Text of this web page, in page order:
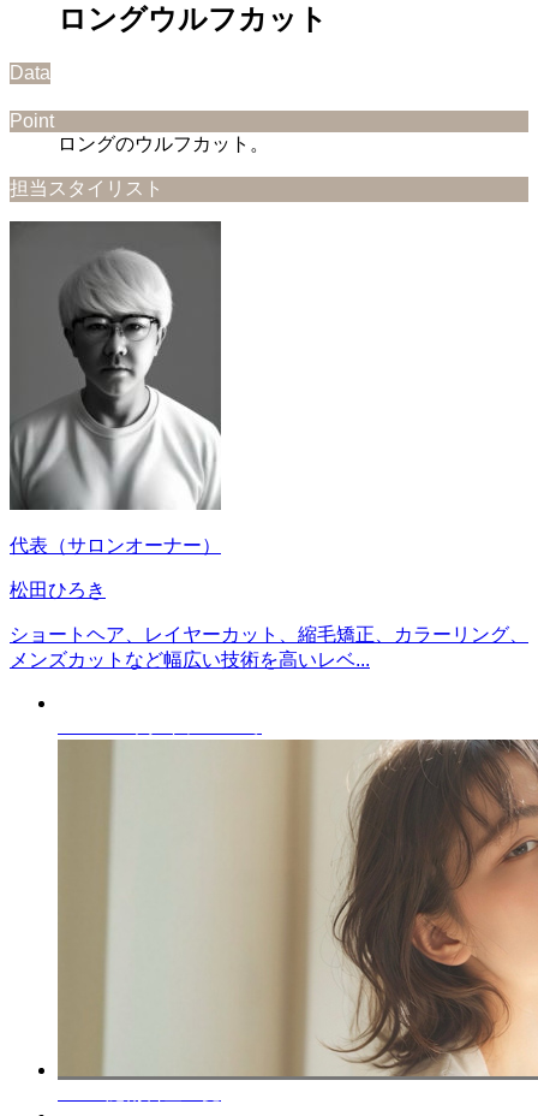
ロングウルフカット
Data
Point
ロングのウルフカット。
担当スタイリスト
代表（サロンオーナー）
松田ひろき
ショートヘア、レイヤーカット、縮毛矯正、カラーリング、
メンズカットなど幅広い技術を高いレベ...